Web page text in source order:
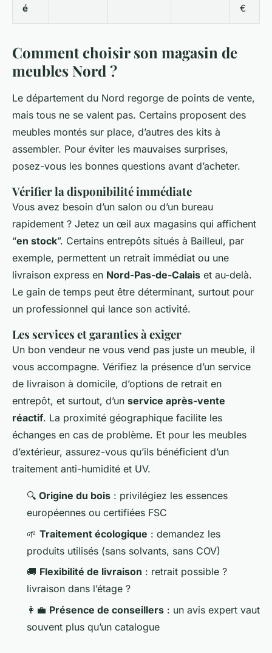
é
€
Comment choisir son magasin de
meubles Nord ?
Le département du Nord regorge de points de vente,
mais tous ne se valent pas. Certains proposent des
meubles montés sur place, d’autres des kits à
assembler. Pour éviter les mauvaises surprises,
posez-vous les bonnes questions avant d’acheter.
Vérifier la disponibilité immédiate
Vous avez besoin d’un salon ou d’un bureau
rapidement ? Jetez un œil aux magasins qui affichent
“en stock”. Certains entrepôts situés à Bailleul, par
exemple, permettent un retrait immédiat ou une
livraison express en Nord-Pas-de-Calais et au-delà.
Le gain de temps peut être déterminant, surtout pour
un professionnel qui lance son activité.
Les services et garanties à exiger
Un bon vendeur ne vous vend pas juste un meuble, il
vous accompagne. Vérifiez la présence d’un service
de livraison à domicile, d’options de retrait en
entrepôt, et surtout, d’un service après-vente
réactif. La proximité géographique facilite les
échanges en cas de problème. Et pour les meubles
d’extérieur, assurez-vous qu’ils bénéficient d’un
traitement anti-humidité et UV.
🔍 Origine du bois : privilégiez les essences
européennes ou certifiées FSC
🌱 Traitement écologique : demandez les
produits utilisés (sans solvants, sans COV)
🚚 Flexibilité de livraison : retrait possible ?
livraison dans l’étage ?
👩‍💼 Présence de conseillers : un avis expert vaut
souvent plus qu’un catalogue